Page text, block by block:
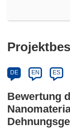
DE EN ES
Bewertung